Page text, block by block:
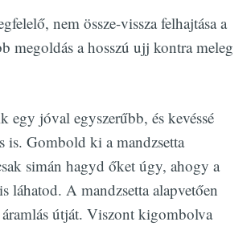
nem össze-vissza felhajtása a
megoldás a hosszú ujj kontra meleg
egy jóval egyszerűbb, és kevéssé
is. Gombold ki a mandzsetta
simán hagyd őket úgy, ahogy a
láhatod. A mandzsetta alapvetően
áramlás útját. Viszont kigombolva